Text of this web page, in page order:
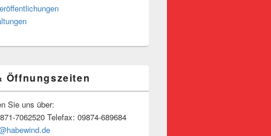
Öffnungszeiten
Sie uns über:
7062520 Telefax: 09874-689684